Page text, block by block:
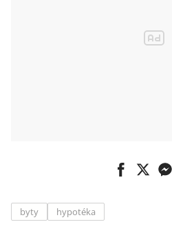
byty hypotéka